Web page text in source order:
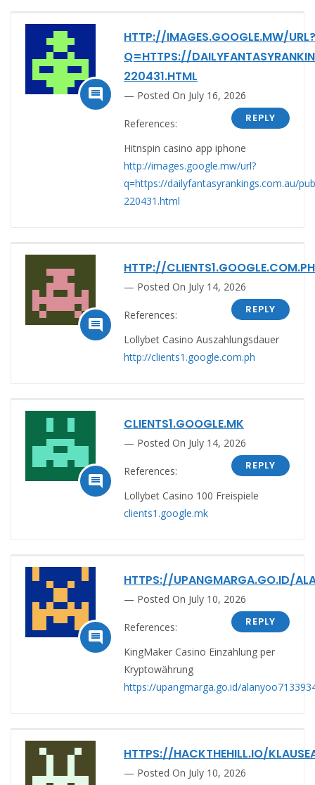

HTTP://IMAGES.GOOGLE.MW/URL?
Q=HTTPS://
220431.HTML
Posted On July 16, 2026
REPLY
References:
Hitnspin casino app iphone
http://images.google.mw/url?
q=https://dailyfantasyrankings.com.au/
220431.html

HTTP://CLIENTS1.GOOGLE.COM.PH
Posted On July 14, 2026
REPLY
References:
Lollybet Casino Auszahlungsdauer
http://clients1.google.com.ph

CLIENTS1.GOOGLE.MK
Posted On July 14, 2026
REPLY
References:
Lollybet Casino 100 Freispiele
clients1.google.mk

HTTPS://UPANGMARGA.GO.ID/
Posted On July 10, 2026
REPLY
References:
KingMaker Casino Einzahlung per
Kryptowährung
https://upangmarga.go.id/
HTTPS://HACKTHEHILL.IO/
Posted On July 10, 2026